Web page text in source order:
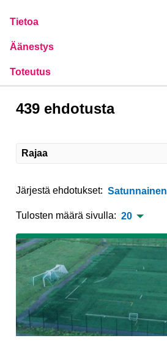
Tietoa
Äänestys
Toteutus
439 ehdotusta
Rajaa
Järjestä ehdotukset: Satunnainen
Tulosten määrä sivulla: 20